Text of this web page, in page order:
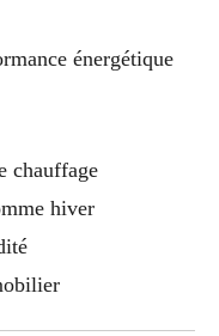
énergétique
chauffage
hiver